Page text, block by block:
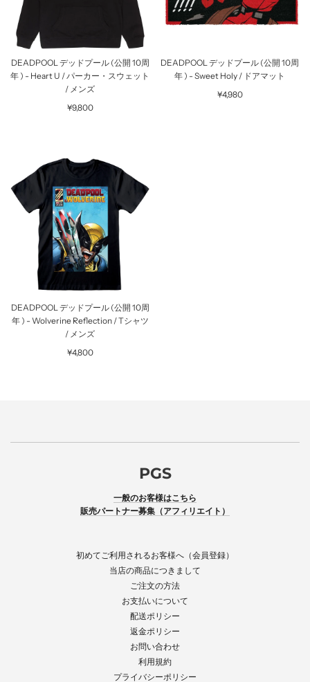
DEADPOOL デッドプール (公開 10周
年 ) - Heart U / パーカー・スウェット
/ メンズ
¥9,800
DEADPOOL デッドプール (公開 10周
年 ) - Sweet Holy / ドアマット
¥4,980
DEADPOOL デッドプール (公開 10周
年 ) - Wolverine Reflection / Tシャツ
/ メンズ
¥4,800
PGS
一般のお客様はこちら
販売パートナー募集（アフィリエイト）
初めてご利用されるお客様へ（会員登録）
当店の商品につきまして
ご注文の方法
お支払いについて
配送ポリシー
返金ポリシー
お問い合わせ
利用規約
プライバシーポリシー